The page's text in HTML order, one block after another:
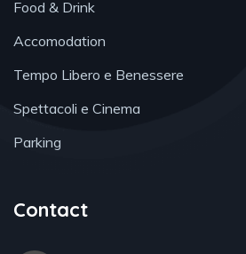
Food & Drink
Accomodation
Tempo Libero e Benessere
Spettacoli e Cinema
Parking
Contact